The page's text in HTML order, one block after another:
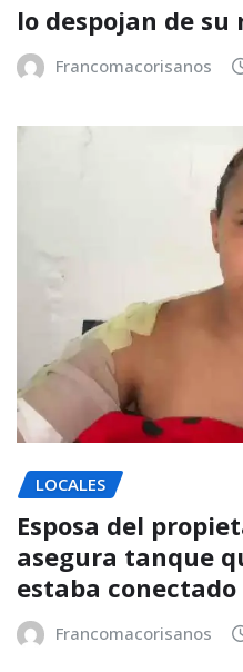
lo despojan de su
Francomacorisanos
LOCALES
Esposa del
asegura tanque
estaba conectado
Francomacorisanos